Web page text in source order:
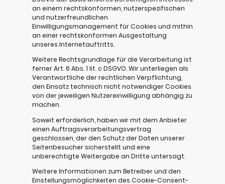
an einem rechtskonformen, nutzerspezifischen
und nutzerfreundlichen
Einwilligungsmanagement für Cookies und mithin
an einer rechtskonformen Ausgestaltung
unseres Internetauftritts.
Weitere Rechtsgrundlage für die Verarbeitung ist
ferner Art. 6 Abs. 1 lit. c DSGVO. Wir unterliegen als
Verantwortliche der rechtlichen Verpflichtung,
den Einsatz technisch nicht notwendiger Cookies
von der jeweiligen Nutzereinwilligung abhängig zu
machen.
Soweit erforderlich, haben wir mit dem Anbieter
einen Auftragsverarbeitungsvertrag
geschlossen, der den Schutz der Daten unserer
Seitenbesucher sicherstellt und eine
unberechtigte Weitergabe an Dritte untersagt.
Weitere Informationen zum Betreiber und den
Einstellungsmöglichkeiten des Cookie-Consent-